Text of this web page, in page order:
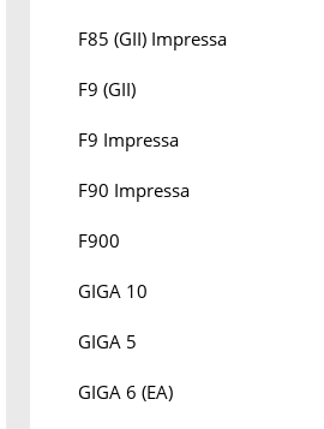
F85 (GII) Impressa
F9 (GII)
F9 Impressa
F90 Impressa
F900
GIGA 10
GIGA 5
GIGA 6 (EA)